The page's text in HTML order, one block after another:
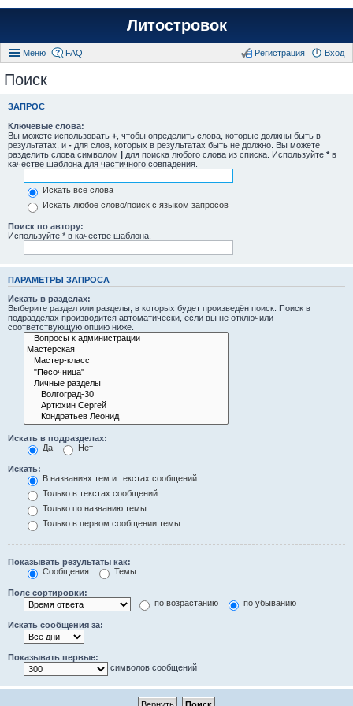
Литостровок
Меню FAQ Вход
Регистрация
Поиск
ЗАПРОС
Ключевые слова:
Вы можете использовать + , чтобы определить слова, которые должны быть в
результатах, и - для слов, которых в результатах быть не должно. Вы можете
разделить слова символом | для поиска любого слова из списка. Используйте * в
качестве шаблона для частичного совпадения.
Искать все слова
Искать любое слово/поиск с языком запросов
Поиск по автору:
Используйте * в качестве шаблона.
ПАРАМЕТРЫ ЗАПРОСА
Искать в разделах:
Выберите раздел или разделы, в которых будет произведён поиск. Поиск в
подразделах производится автоматически, если вы не отключили
соответствующую опцию ниже.
Искать в подразделах:
Да
Нет
Искать:
В названиях тем и текстах сообщений
Только в текстах сообщений
Только по названию темы
Только в первом сообщении темы
Показывать результаты как:
Сообщения
Темы
Поле сортировки:
по возрастанию
по убыванию
Искать сообщения за:
Показывать первые:
символов сообщений